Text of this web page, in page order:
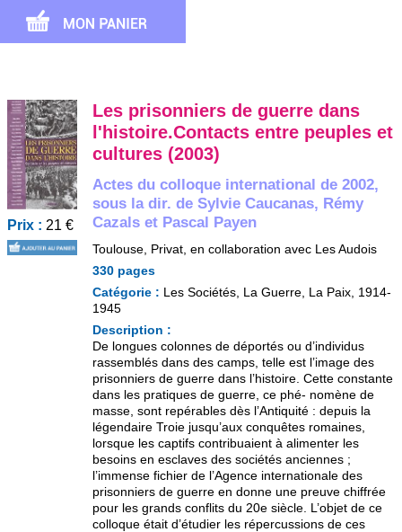
Prix : 21 €
Les prisonniers de guerre dans
l'histoire.Contacts entre peuples et
cultures (2003)
Actes du colloque international de 2002,
sous la dir. de Sylvie Caucanas, Rémy
Cazals et Pascal Payen
Toulouse, Privat, en collaboration avec Les Audois
330 pages
Catégorie : Les Sociétés, La Guerre, La Paix, 1914-
1945
Description :
De longues colonnes de déportés ou d’individus
rassemblés dans des camps, telle est l’image des
prisonniers de guerre dans l’histoire. Cette constante
dans les pratiques de guerre, ce phé- nomène de
masse, sont repérables dès l’Antiquité : depuis la
légendaire Troie jusqu’aux conquêtes romaines,
lorsque les captifs contribuaient à alimenter les
besoins en esclaves des sociétés anciennes ;
l’immense fichier de l’Agence internationale des
prisonniers de guerre en donne une preuve chiffrée
pour les grands conflits du 20e siècle. L’objet de ce
colloque était d’étudier les répercussions de ces